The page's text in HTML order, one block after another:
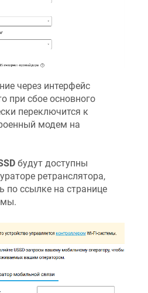
через интерфейс
при сбое основного
переключится к
модем на
будут доступны
ретранслятора,
ссылке на странице